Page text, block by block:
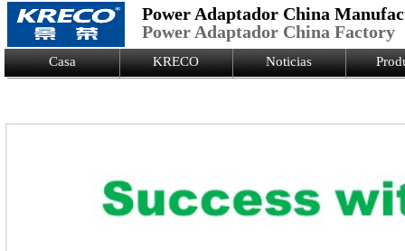
Logo Picture
Power Adaptador China
Power Adaptador China Factory
Casa KRECO Noticias